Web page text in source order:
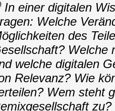
In einer digitalen
Welche
des
Welche
welche digitalen
Relevanz? Wie
Wem steht